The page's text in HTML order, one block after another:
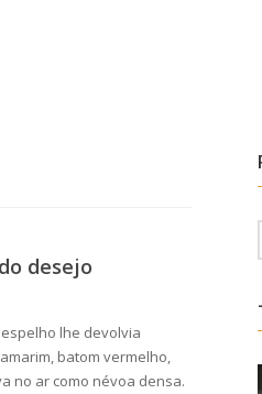
desejo
espelho lhe devolvia
batom vermelho,
no ar como névoa densa.